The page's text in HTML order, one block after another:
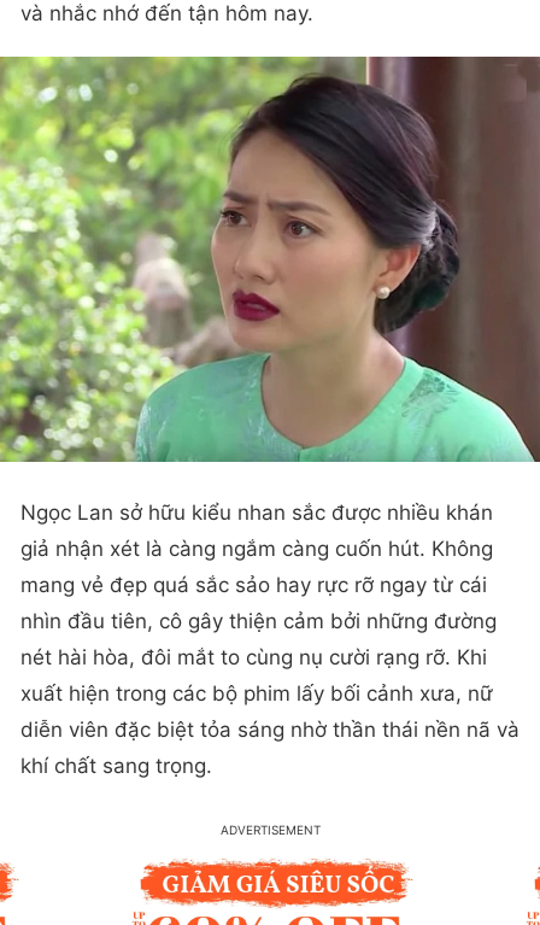
và nhắc nhớ đến tận hôm nay.
Ngọc Lan sở hữu kiểu nhan sắc được nhiều khán
giả nhận xét là càng ngắm càng cuốn hút. Không
mang vẻ đẹp quá sắc sảo hay rực rỡ ngay từ cái
nhìn đầu tiên, cô gây thiện cảm bởi những đường
nét hài hòa, đôi mắt to cùng nụ cười rạng rỡ. Khi
xuất hiện trong các bộ phim lấy bối cảnh xưa, nữ
diễn viên đặc biệt tỏa sáng nhờ thần thái nền nã và
khí chất sang trọng.